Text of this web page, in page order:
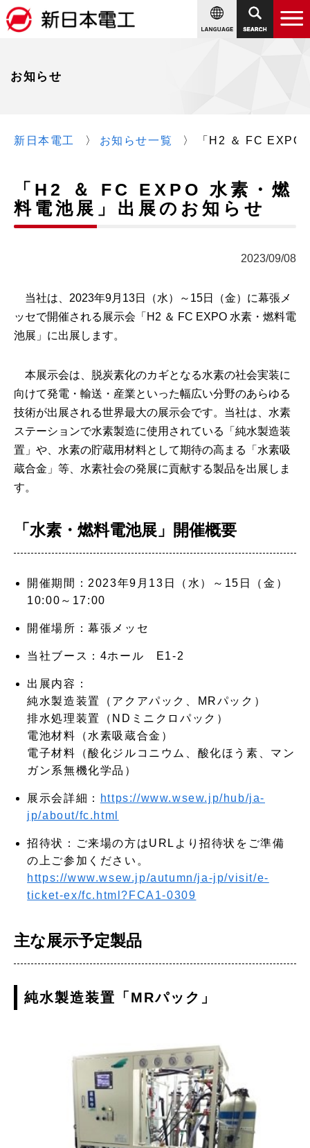
お知らせ
新日本電工 お知らせ一覧 「H2 ＆ FC EXPO
「H2 ＆ FC EXPO 水素・燃
料電池展」出展のお知らせ
2023/09/08
当社は、2023年9月13日（水）～15日（金）に幕張メ
ッセで開催される展示会「H2 ＆ FC EXPO 水素・燃料電
池展」に出展します。
本展示会は、脱炭素化のカギとなる水素の社会実装に
向けて発電・輸送・産業といった幅広い分野のあらゆる
技術が出展される世界最大の展示会です。当社は、水素
ステーションで水素製造に使用されている「純水製造装
置」や、水素の貯蔵用材料として期待の高まる「水素吸
蔵合金」等、水素社会の発展に貢献する製品を出展しま
す。
「水素・燃料電池展」開催概要
開催期間：2023年9月13日（水）～15日（金）
10:00～17:00
開催場所：幕張メッセ
当社ブース：4ホール E1-2
出展内容：
純水製造装置（アクアパック、MRパック）
排水処理装置（NDミニクロパック）
電池材料（水素吸蔵合金）
電子材料（酸化ジルコニウム、酸化ほう素、マン
ガン系無機化学品）
展示会詳細：
https://www.wsew.jp/hub/ja-
jp/about/fc.html
招待状：ご来場の方はURLより招待状をご準備
の上ご参加ください。
https://www.wsew.jp/autumn/ja-jp/visit/e-
ticket-ex/fc.html?FCA1-0309
主な展示予定製品
純水製造装置「MRパック」